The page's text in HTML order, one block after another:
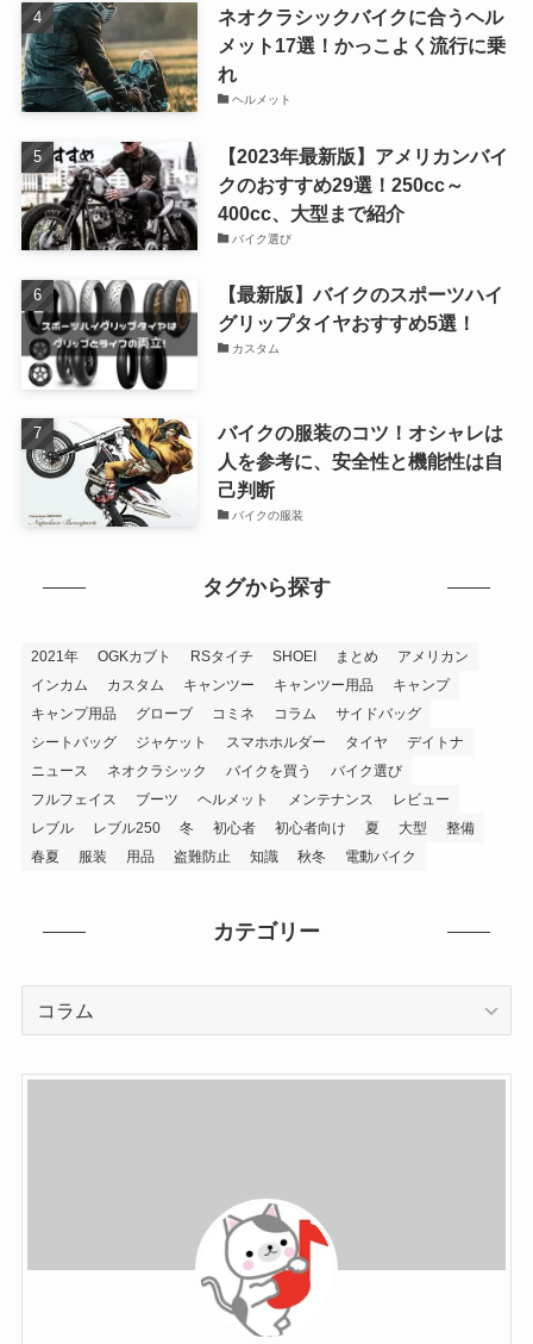
ネオクラシックバイクに合うヘル
メット17選！かっこよく流行に乗
れ
ヘルメット
【2023年最新版】アメリカンバイ
クのおすすめ29選！250cc～
400cc、大型まで紹介
バイク選び
【最新版】バイクのスポーツハイ
グリップタイヤおすすめ5選！
カスタム
バイクの服装のコツ！オシャレは
人を参考に、安全性と機能性は自
己判断
バイクの服装
タグから探す
2021年 OGKカブト RSタイチ SHOEI まとめ
アメリカン
インカム
カスタム キャンツー キャンツー用品
キャンプ
キャンプ用品
グローブ コミネ コラム
サイドバッグ
シートバッグ
ジャケット スマホホルダー タイヤ
デイトナ
ニュース
ネオクラシック バイクを買う
バイク選び
フルフェイス
ブーツ ヘルメット メンテナンス
レビュー
レブル
レブル250 冬 初心者 初心者向け 夏 大型
整備
春夏
服装 用品 盗難防止 知識 秋冬 電動バイク
カテゴリー